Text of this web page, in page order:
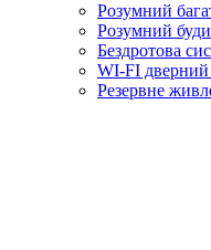
Розумний
Розумний
Бездротова
WI-FI дверний
Резервне